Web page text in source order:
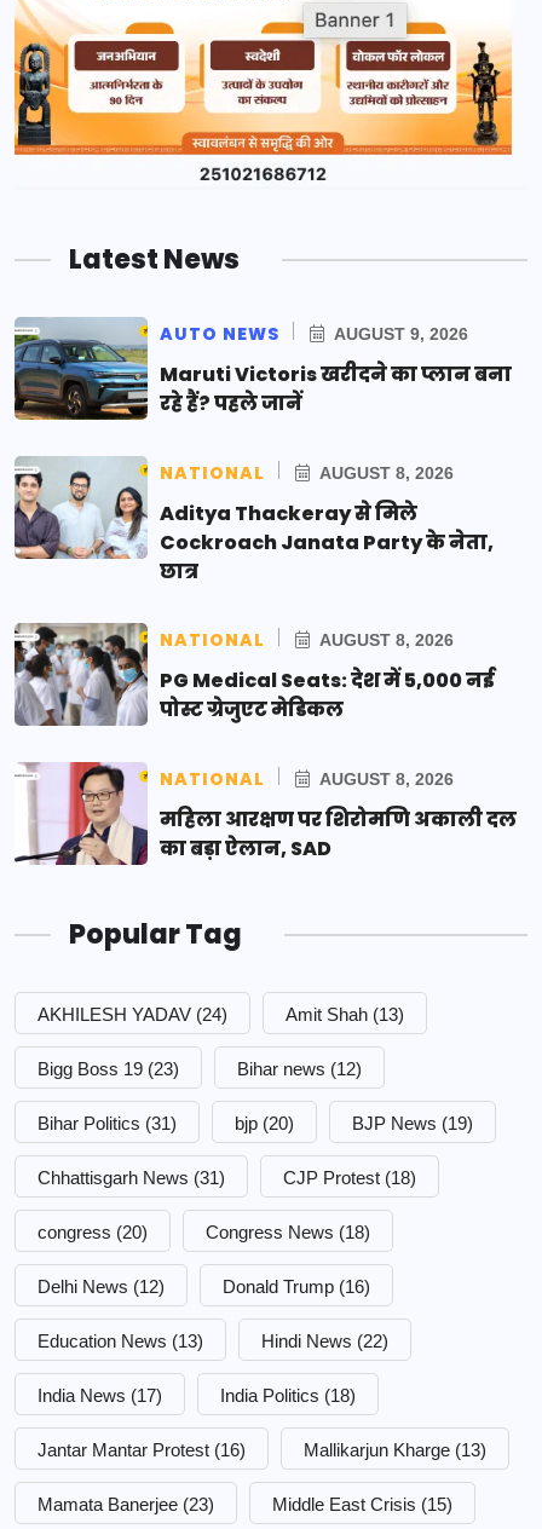
Latest News
AUTO NEWS AUGUST 9, 2026
Maruti Victoris खरीदने का प्लान बना
रहे हैं? पहले जानें
NATIONAL AUGUST 8, 2026
Aditya Thackeray से मिले
Cockroach Janata Party के नेता,
छात्र
NATIONAL AUGUST 8, 2026
PG Medical Seats: देश में 5,000 नई
पोस्ट ग्रेजुएट मेडिकल
NATIONAL AUGUST 8, 2026
महिला आरक्षण पर शिरोमणि अकाली दल
का बड़ा ऐलान, SAD
Popular Tag
AKHILESH YADAV (24) Amit Shah (13)
Bigg Boss 19 (23) Bihar news (12)
Bihar Politics (31) bjp (20) BJP News (19)
Chhattisgarh News (31) CJP Protest (18)
congress (20) Congress News (18)
Delhi News (12) Donald Trump (16)
Education News (13) Hindi News (22)
India News (17) India Politics (18)
Jantar Mantar Protest (16) Mallikarjun Kharge (13)
Mamata Banerjee (23) Middle East Crisis (15)